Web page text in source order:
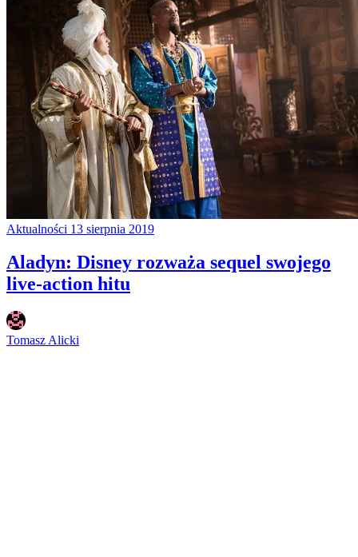
Aktualności 13 sierpnia 2019
Aladyn: Disney rozważa sequel swojego
live-action hitu
Tomasz Alicki